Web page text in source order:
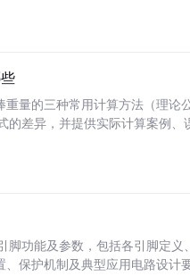
量的三种常用计算方法（理
的差异，并提供实际计算案例
脚功能及参数，包括各引脚定
、保护机制及典型应用电路设计